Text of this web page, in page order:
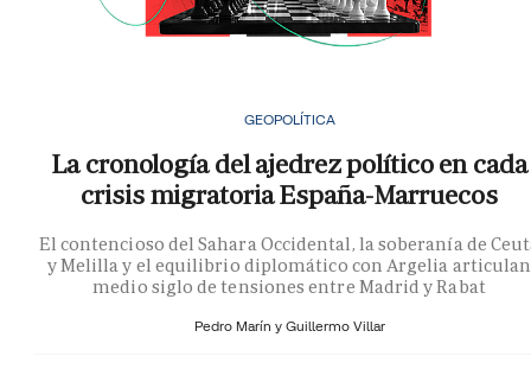
GEOPOLÍTICA
La cronología del ajedrez político en cada
crisis migratoria España-Marruecos
El contencioso del Sahara Occidental, la soberanía de
y Melilla y el equilibrio diplomático con Argelia articulan
medio siglo de tensiones entre Madrid y Rabat
Pedro Marín y Guillermo Villar